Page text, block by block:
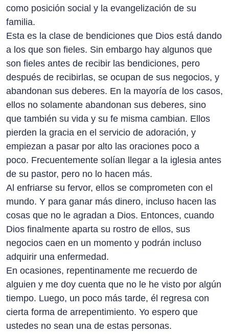
como posición social y la evangelización de su
familia.
Esta es la clase de bendiciones que Dios está dando
a los que son fieles. Sin embargo hay algunos que
son fieles antes de recibir las bendiciones, pero
después de recibirlas, se ocupan de sus negocios, y
abandonan sus deberes. En la mayoría de los casos,
ellos no solamente abandonan sus deberes, sino
que también su vida y su fe misma cambian. Ellos
pierden la gracia en el servicio de adoración, y
empiezan a pasar por alto las oraciones poco a
poco. Frecuentemente solían llegar a la iglesia antes
de su pastor, pero no lo hacen más.
Al enfriarse su fervor, ellos se comprometen con el
mundo. Y para ganar más dinero, incluso hacen las
cosas que no le agradan a Dios. Entonces, cuando
Dios finalmente aparta su rostro de ellos, sus
negocios caen en un momento y podrán incluso
adquirir una enfermedad.
En ocasiones, repentinamente me recuerdo de
alguien y me doy cuenta que no le he visto por algún
tiempo. Luego, un poco más tarde, él regresa con
cierta forma de arrepentimiento. Yo espero que
ustedes no sean una de estas personas.